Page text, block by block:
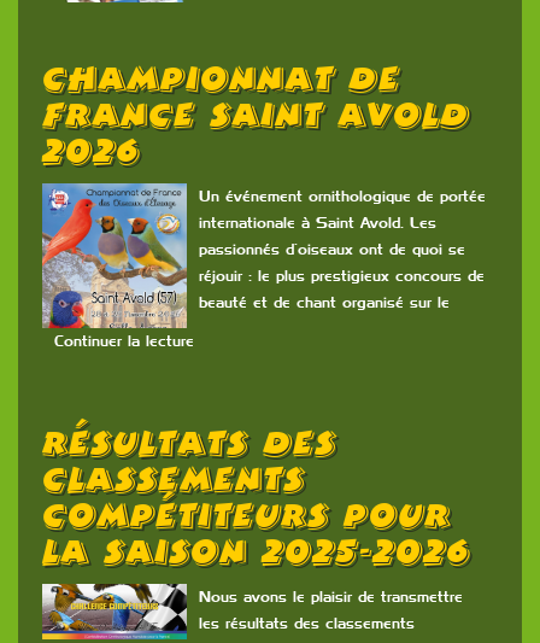
Championnat De
France Saint Avold
2026
Un événement ornithologique de portée
internationale à Saint Avold. Les
passionnés d’oiseaux ont de quoi se
réjouir : le plus prestigieux concours de
beauté et de chant organisé sur le
Continuer la lecture
Résultats Des
Classements
Compétiteurs Pour
La Saison 2025-2026
Nous avons le plaisir de transmettre
les résultats des classements